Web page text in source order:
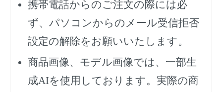
携帯電話からのご注文の際には必
ず、 パソコンからのメール受信拒否
設定の解除をお願いいたします。
商品画像、モデル画像では、一部生
成AIを使用しております。実際の商